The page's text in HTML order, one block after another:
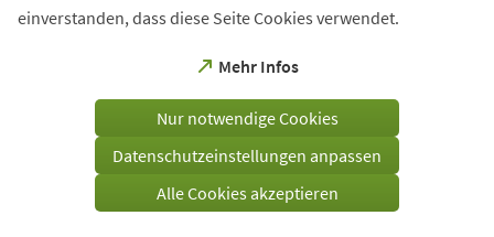
einverstanden, dass diese Seite Cookies verwendet.
Mehr Infos
(Öffnet
einem
Tab)
Nur notwendige Cookies
Datenschutzeinstellungen anpassen
Alle Cookies akzeptieren